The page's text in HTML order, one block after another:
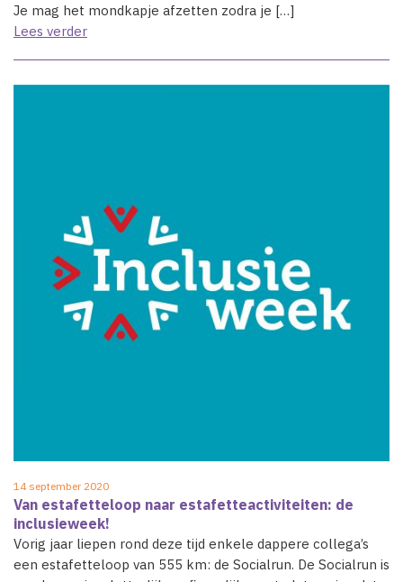
Je mag het mondkapje afzetten zodra je […]
Lees verder
14 september 2020
Van estafetteloop naar estafetteactiviteiten: de
inclusieweek!
Vorig jaar liepen rond deze tijd enkele dappere collega’s
een estafetteloop van 555 km: de Socialrun. De Socialrun is